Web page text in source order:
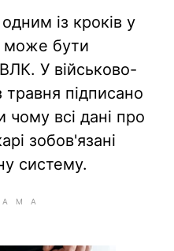
із кроків у
може бути
У військово-
травня підписано
всі дані про
зобов'язані
систему.